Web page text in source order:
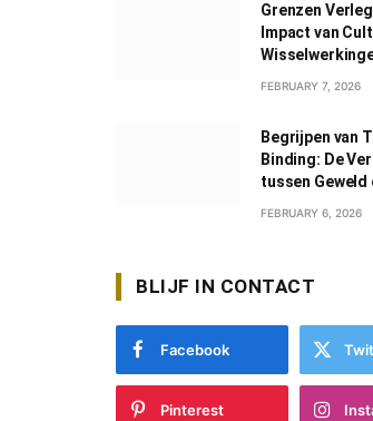
Grenzen
Impact van
FEBRUARY 7, 2026
Begrijpen van
Binding: De
tussen Geweld
FEBRUARY 6, 2026
BLIJF IN CONTACT
Facebook
Pinterest